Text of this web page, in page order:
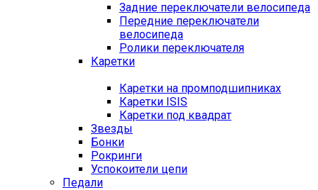
Задние переключатели велосипеда
Передние переключатели
велосипеда
Ролики переключателя
Каретки
Каретки на промподшипниках
Каретки ISIS
Каретки под квадрат
Звезды
Бонки
Рокринги
Успокоители цепи
Педали